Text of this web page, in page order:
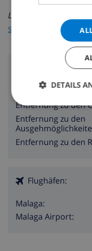
Lesen Sie mehr über:
Spanien Costa del Sol
Umgebung
Entfernung zum
Entfernung zu den
Entfernung zu den
Entfernung zu den
Flughäfen:
Malaga:
Malaga Airport:
DETAILS